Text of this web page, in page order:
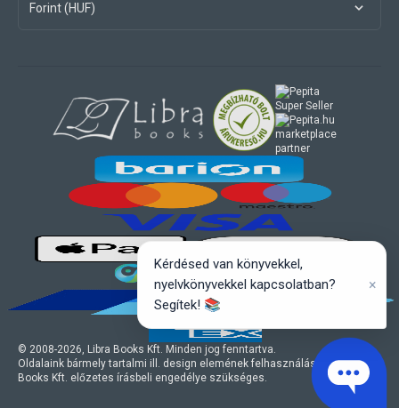
Forint (HUF)
© 2008-2026, Libra Books Kft. Minden jog fenntartva.
Oldalaink bármely tartalmi ill. design elemének felhasználásához a Libra
Books Kft. előzetes írásbeli engedélye szükséges.
marketplace
partner
Kérdésed van könyvekkel,
nyelvkönyvekkel kapcsolatban?
Segítek! 📚
×